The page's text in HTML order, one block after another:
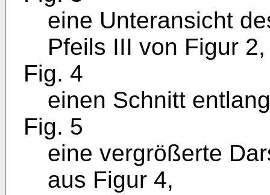
eine Unteransicht
Pfeils III von Figur 2,
Fig. 4
einen Schnitt
Fig. 5
eine vergrößerte
aus Figur 4,